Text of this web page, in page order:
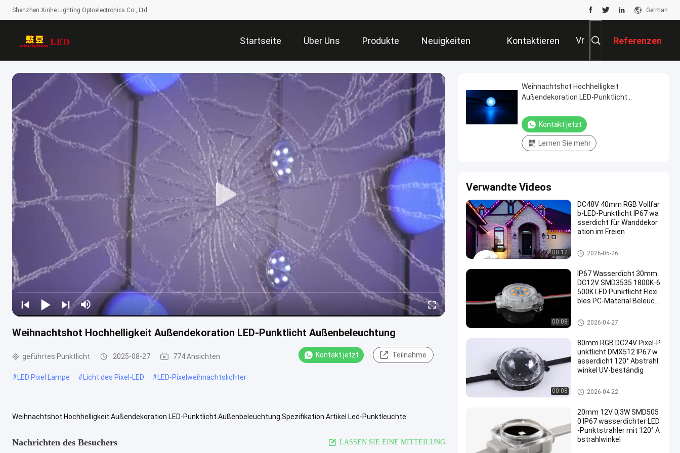
Shenzhen Xinhe Lighting Optoelectronics Co., Ltd. German
Startseite Über Uns Produkte Neuigkeiten Kontaktieren
Sie Uns
Vr Referenzen
Weihnachtshot Hochhelligkeit Außendekoration LED-Punktlicht Außenbeleuchtung
geführtes Punktlicht 2025-08-27 774 Ansichten Kontakt jetzt Teilnahme
#LED Pixel Lampe #Licht des Pixel-LED #LED-Pixelweihnachtslichter
Weihnachtshot Hochhelligkeit Außendekoration LED-Punktlicht Außenbeleuchtung Spezifikation Artikel Led-Punktleuchte
Nachrichten des Besuchers LASSEN SIE EINE MITTEILUNG
Weihnachtshot Hochhelligkeit
Außendekoration LED-Punktlicht
Kontakt jetzt
Lernen Sie mehr
Verwandte Videos
00:12
DC48V 40mm RGB Vollfar
b-LED-Punktlicht IP67 wa
sserdicht für Wanddekor
ation im Freien
LED-Punktlichtquelle
2026-05-26
00:08
IP67 Wasserdicht 30mm
DC12V SMD3535 1800K-6
500K LED Punktlicht Flexi
bles PC-Material Beleuch
LED-Punktlichtquelle
2026-04-27
00:08
80mm RGB DC24V Pixel-P
unktlicht DMX512 IP67 w
asserdicht 120° Abstrahl
winkel UV-beständig
LED-Punktlichtquelle
2026-04-22
20mm 12V 0,3W SMD505
0 IP67 wasserdichter LED
-Punktstrahler mit 120° A
bstrahlwinkel